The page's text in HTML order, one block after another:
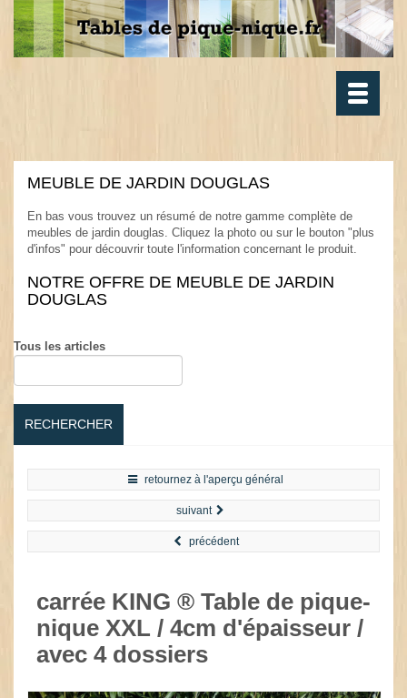
Toggle
MEUBLE DE JARDIN DOUGLAS
En bas vous trouvez un résumé de notre gamme complète de
meubles de jardin douglas. Cliquez la photo ou sur le bouton "plus
d'infos" pour découvrir toute l'information concernant le produit.
NOTRE OFFRE DE MEUBLE DE JARDIN
DOUGLAS
Tous les articles
RECHERCHER
retournez à l'aperçu général
suivant
précédent
carrée KING ® Table de pique-
nique XXL / 4cm d'épaisseur /
avec 4 dossiers